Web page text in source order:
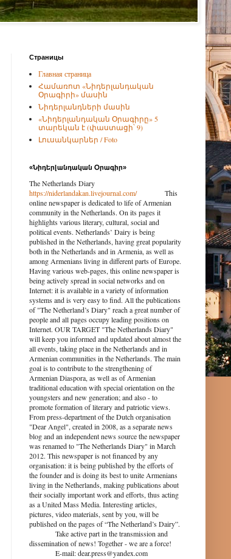
Страницы
Главная страница
Համառոտ «Նիդերլանդական
Օրագիրի» մասին
Նիդերլանդների մասին
«Նիդերլանդական Օրագիրը» 5
տարեկան է (փաստացի՝ 9)
Լուսանկարներ / Foto
«Նիդերլանդական Օրագիր»
The Netherlands Diary
https://niderlandakan.livejournal.com/This
online newspaper is dedicated to life of Armenian
community in the Netherlands. On its pages it
highlights various literary, cultural, social and
political events. Netherlands’ Dairy is being
published in the Netherlands, having great popularity
both in the Netherlands and in Armenia, as well as
among Armenians living in different parts of Europe.
Having various web-pages, this online newspaper is
being actively spread in social networks and on
Internet: it is available in a variety of information
systems and is very easy to find. All the publications
of "The Netherland’s Diary" reach a great number of
people and all pages occupy leading positions on
Internet. OUR TARGET "The Netherlands Diary"
will keep you informed and updated about almost the
all events, taking place in the Netherlands and in
Armenian communities in the Netherlands. The main
goal is to contribute to the strengthening of
Armenian Diaspora, as well as of Armenian
traditional education with special orientation on the
youngsters and new generation; and also - to
promote formation of literary and patriotic views.
From press-department of the Dutch organisation
"Dear Angel", created in 2008, as a separate news
blog and an independent news source the newspaper
was renamed to "The Netherlands Diary" in March
2012. This newspaper is not financed by any
organisation: it is being published by the efforts of
the founder and is doing its best to unite Armenians
living in the Netherlands, making publications about
their socially important work and efforts, thus acting
as a United Mass Media. Interesting articles,
pictures, video materials, sent by you, will be
published on the pages of “The Netherland’s Dairy”.
Take active part in the transmission and
dissemination of news! Together - we are a force!
E-mail: dear.press@yandex.com